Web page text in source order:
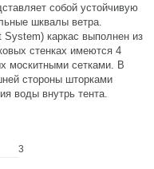
собой устойчивую
шквалы ветра.
каркас выполнен из
стенках имеются 4
москитными сетками. В
стороны шторками
воды внутрь тента.
3